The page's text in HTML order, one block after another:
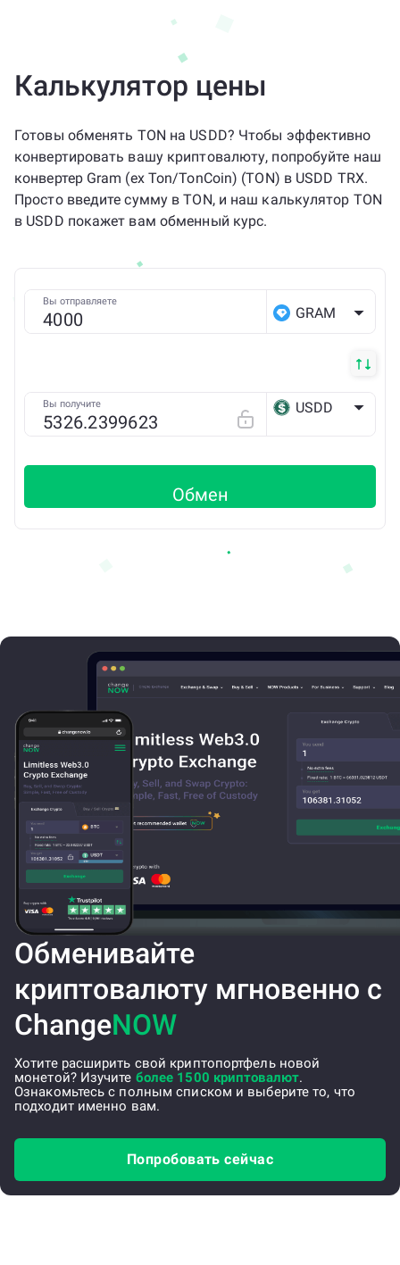
Калькулятор цены
Готовы обменять TON на USDD? Чтобы эффективно
конвертировать вашу криптовалюту, попробуйте наш
конвертер Gram (ex Ton/TonCoin) (TON) в USDD TRX.
Просто введите сумму в TON, и наш калькулятор TON
в USDD покажет вам обменный курс.
Вы отправляете
GRAM
Вы получите USDD
Обмен
Обменивайте
криптовалюту мгновенно с
ChangeNOW
Хотите расширить свой криптопортфель новой
монетой? Изучите более 1500 криптовалют.
Ознакомьтесь с полным списком и выберите то, что
подходит именно вам.
Попробовать сейчас